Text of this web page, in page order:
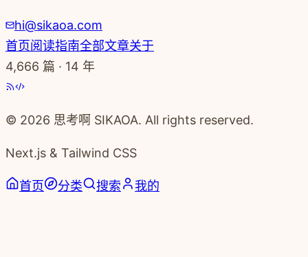
hi@sikaoa.com
首页阅读指南全部文章关于
4,666 篇 · 14 年
© 2026 思考啊 SIKAOA. All rights reserved.
Next.js & Tailwind CSS
首页 分类 搜索 我的